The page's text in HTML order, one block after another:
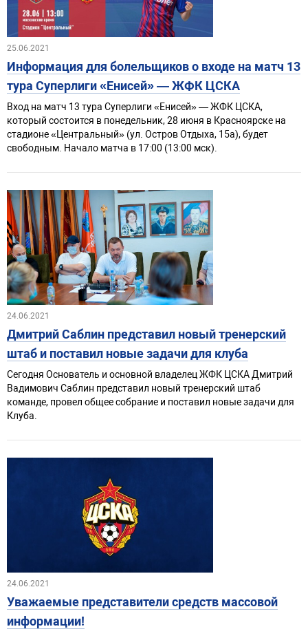
25.06.2021
Информация для болельщиков о входе на матч 13
тура Суперлиги «Енисей» — ЖФК ЦСКА
Вход на матч 13 тура Суперлиги «Енисей» — ЖФК ЦСКА,
который состоится в понедельник, 28 июня в Красноярске на
стадионе «Центральный» (ул. Остров Отдыха, 15а), будет
свободным. Начало матча в 17:00 (13:00 мск).
24.06.2021
Дмитрий Саблин представил новый тренерский
штаб и поставил новые задачи для клуба
Сегодня Основатель и основной владелец ЖФК ЦСКА Дмитрий
Вадимович Саблин представил новый тренерский штаб
команде, провел общее собрание и поставил новые задачи для
Клуба.
24.06.2021
Уважаемые представители средств массовой
информации!